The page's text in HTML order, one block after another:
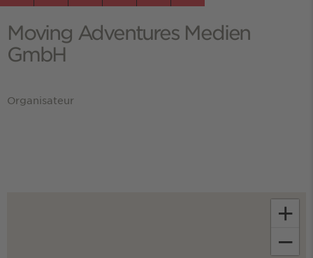
Moving Adventures Medien
GmbH
Organisateur
+
−